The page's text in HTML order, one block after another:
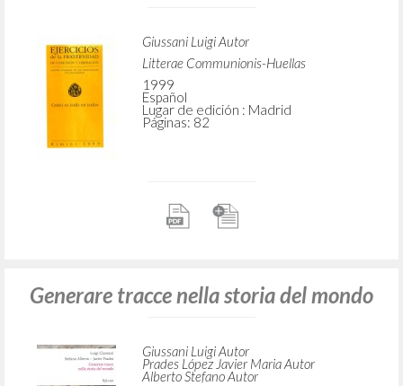
Giussani Luigi Autor
Litterae Communionis-Huellas
1999
Español
Lugar de edición : Madrid
Páginas: 82
Generare tracce nella storia del mondo
Giussani Luigi Autor
Prades López Javier Maria Autor
Alberto Stefano Autor